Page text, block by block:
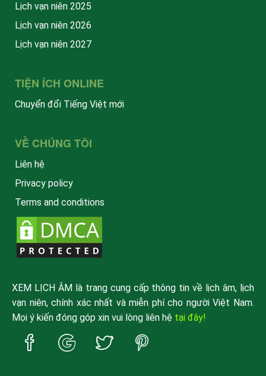
Lịch vạn niên 2025
Lịch vạn niên 2026
Lịch vạn niên 2027
TIỆN ÍCH ONLINE
Chuyển đổi Tiếng Việt mới
VỀ CHÚNG TÔI
Liên hệ
Privacy policy
Terms and conditions
XEM LỊCH ÂM là trang cung cấp thông tin về lịch âm, lịch
vạn niên, chính xác nhất và miễn phí cho người Việt Nam.
Mọi ý kiến đóng góp xin vui lòng liên hệ tại đây!
Trang
Facebook
Trang
Google
Trang
Twitter
Trang
Pinterest